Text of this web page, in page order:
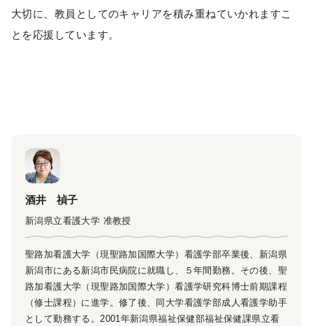
大切に、教員としてのキャリアを積み重ねていかれますこ
とを応援しています。
酒井 禎子
新潟県立看護大学 准教授
聖路加看護大学（現聖路加国際大学）看護学部卒業後、新潟県
新潟市にある新潟市民病院に就職し、５年間勤務。その後、聖
路加看護大学（現聖路加国際大学）看護学研究科博士前期課程
（修士課程）に進学。修了後、同大学看護学部成人看護学助手
として勤務する。2001年新潟県福祉保健部福祉保健課県立看